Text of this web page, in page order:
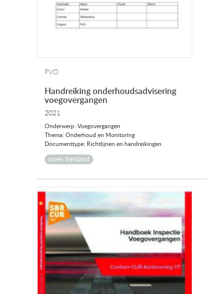
PVO
Handreiking onderhoudsadvisering
voegovergangen
2021
Onderwerp: Voegovergangen
Thema: Onderhoud en Monitoring
Documenttype: Richtlijnen en handreikingen
open bestand